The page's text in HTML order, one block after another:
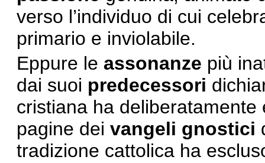
verso l’individuo di cui
primario e inviolabile.
Eppure le assonanze più
dai suoi predecessori
cristiana ha
pagine dei vangeli gnostici
tradizione cattolica ha